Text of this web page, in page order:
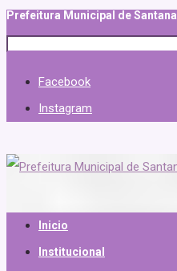
Prefeitura Municipal de Santana
Facebook
Instagram
Inicio
Institucional